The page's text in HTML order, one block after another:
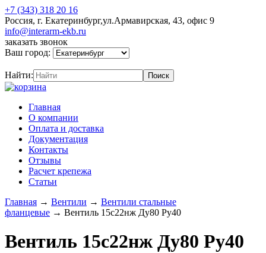
+7 (343) 318 20 16
Россия, г. Екатеринбург,ул.Армавирская, 43, офис 9
info@interarm-ekb.ru
заказать звонок
Ваш город:
Найти:
Главная
О компании
Оплата и доставка
Документация
Контакты
Отзывы
Расчет крепежа
Статьи
Главная → Вентили → Вентили стальные
фланцевые → Вентиль 15с22нж Ду80 Ру40
Вентиль 15с22нж Ду80 Ру40